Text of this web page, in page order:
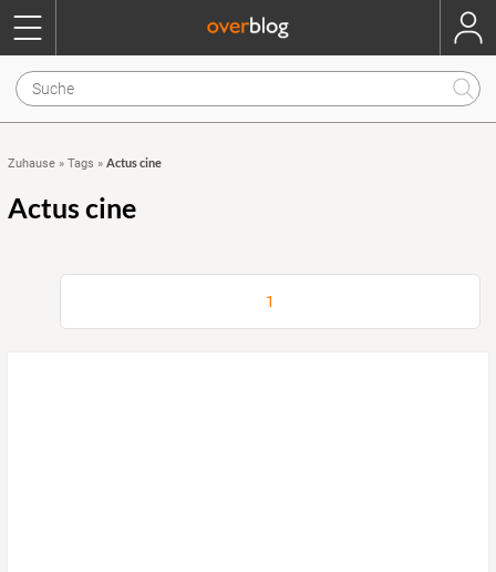
Zuhause » Tags » Actus cine
Actus cine
1